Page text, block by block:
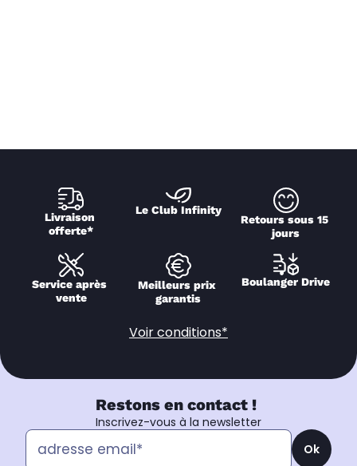
Livraison
offerte*
Le Club Infinity
Retours sous 15
jours
Service après
vente
Meilleurs prix
garantis
Boulanger Drive
Voir conditions*
Restons en contact !
Inscrivez-vous à la newsletter
Ok